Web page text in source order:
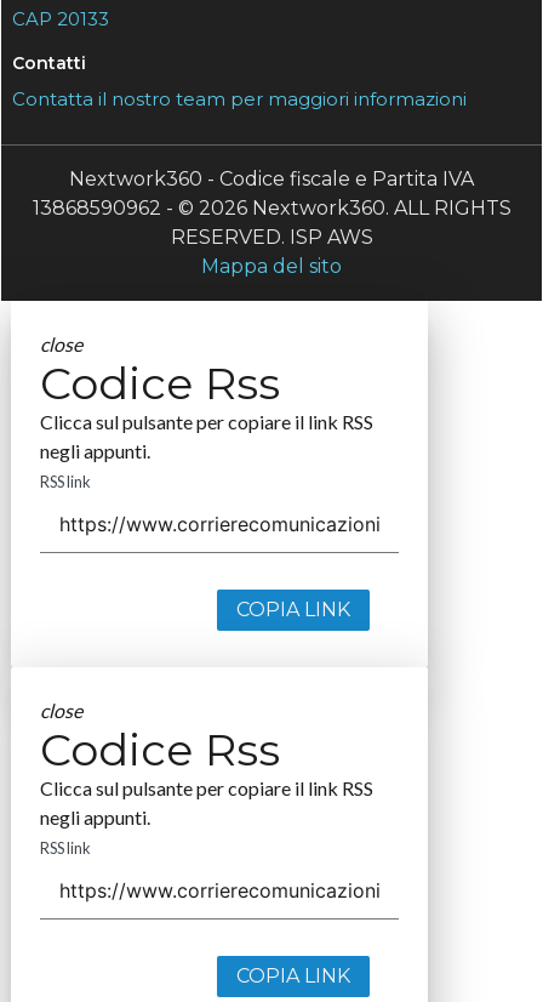
CAP 20133
Contatti
Contatta il nostro team per maggiori informazioni
Nextwork360 - Codice fiscale e Partita IVA
13868590962 - © 2026 Nextwork360. ALL RIGHTS
RESERVED. ISP AWS
Mappa del sito
close
Codice Rss
Clicca sul pulsante per copiare il link RSS
negli appunti.
RSS link
COPIA LINK
close
Codice Rss
Clicca sul pulsante per copiare il link RSS
negli appunti.
RSS link
COPIA LINK